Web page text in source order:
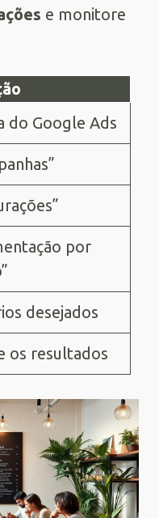
e monitore
do Google Ads
por
desejados
os resultados